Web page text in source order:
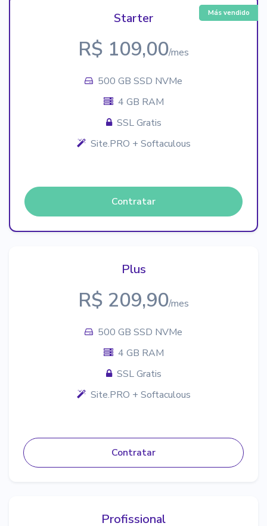
Más vendido
Starter
R$ 109,00/mes
500 GB SSD NVMe
4 GB RAM
SSL Gratis
Site.PRO + Softaculous
Contratar
Plus
R$ 209,90/mes
500 GB SSD NVMe
4 GB RAM
SSL Gratis
Site.PRO + Softaculous
Contratar
Profissional